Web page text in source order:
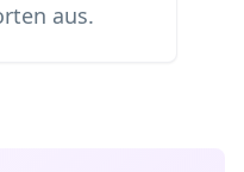
aus.